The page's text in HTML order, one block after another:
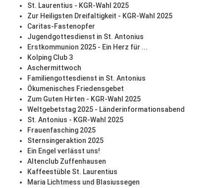
St. Laurentius - KGR-Wahl 2025
Zur Heiligsten Dreifaltigkeit - KGR-Wahl 2025
Caritas-Fastenopfer
Jugendgottesdienst in St. Antonius
Erstkommunion 2025 - Ein Herz für ...
Kolping Club 3
Aschermittwoch
Familiengottesdienst in St. Antonius
Ökumenisches Friedensgebet
Zum Guten Hirten - KGR-Wahl 2025
Weltgebetstag 2025 - Länderinformationsabend
St. Antonius - KGR-Wahl 2025
Frauenfasching 2025
Sternsingeraktion 2025
Ein Engel verlässt uns!
Altenclub Zuffenhausen
Kaffeestüble St. Laurentius
Maria Lichtmess und Blasiussegen